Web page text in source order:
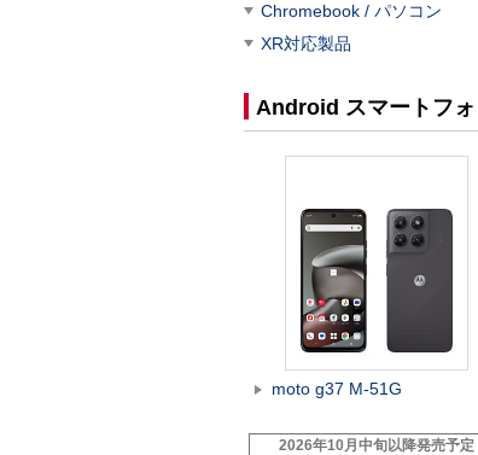
Chromebook / パソコン
XR対応製品
Android スマートフ
moto g37 M-51G
2026年10月中旬以降発売予定